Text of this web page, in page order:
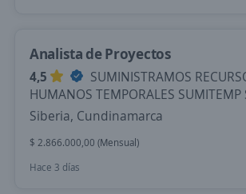
Analista de Proyectos
4,5
SUMINISTRAMOS
HUMANOS TEMPORALES SUMITEMP
Siberia, Cundinamarca
$ 2.866.000,00 (Mensual)
Hace 3 días